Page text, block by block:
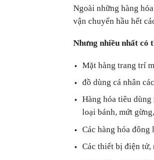
Ngoài những hàng
vận chuyển hầu hết
Nhưng nhiều nhất có
Mặt hàng trang trí
đồ dùng cá nhân
Hàng hóa tiêu
loại bánh, mứt
Các hàng hóa
Các thiết bị điện